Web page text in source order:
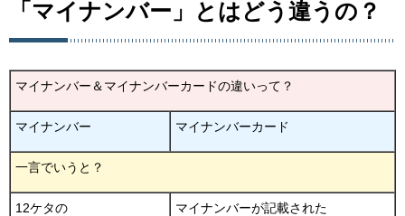
「マイナンバー」とはどう違うの？
マイナンバー＆マイナンバーカードの違いって？
マイナンバー マイナンバーカード
一言でいうと？
12ケタの マイナンバーが記載された